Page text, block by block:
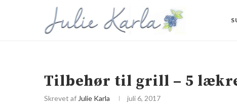
Tilbehør til grill – 5
Skrevet af Julie Karla juli 6, 2017